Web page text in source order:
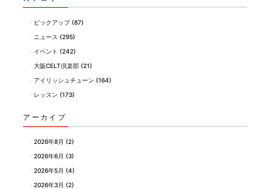
ピックアップ(87)
ニュース (295)
イベント (242)
大阪CELT倶楽部 (21)
アイリッシュチューン (164)
レッスン (173)
アーカイブ
2026年8月 (2)
2026年6月 (3)
2026年5月 (4)
2026年3月 (2)